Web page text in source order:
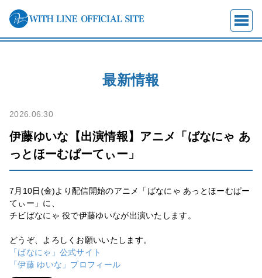
最新情報
2026.06.30
伊藤ゆいな【出演情報】アニメ「ばなにゃ あ
っとほーむぱーてぃー」
7月10日(金)より配信開始のアニメ「ばなにゃ あっとほーむぱー
てぃー」に、
チビばなにゃ 役で伊藤ゆいなが出演いたします。
どうぞ、よろしくお願いいたします。
「ばなにゃ」公式サイト
「伊藤 ゆいな」プロフィール